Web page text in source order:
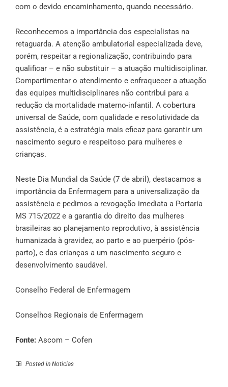
com o devido encaminhamento, quando necessário.
Reconhecemos a importância dos especialistas na
retaguarda. A atenção ambulatorial especializada deve,
porém, respeitar a regionalização, contribuindo para
qualificar – e não substituir – a atuação multidisciplinar.
Compartimentar o atendimento e enfraquecer a atuação
das equipes multidisciplinares não contribui para a
redução da mortalidade materno-infantil. A cobertura
universal de Saúde, com qualidade e resolutividade da
assistência, é a estratégia mais eficaz para garantir um
nascimento seguro e respeitoso para mulheres e
crianças.
Neste Dia Mundial da Saúde (7 de abril), destacamos a
importância da Enfermagem para a universalização da
assistência e pedimos a revogação imediata a Portaria
MS 715/2022 e a garantia do direito das mulheres
brasileiras ao planejamento reprodutivo, à assistência
humanizada à gravidez, ao parto e ao puerpério (pós-
parto), e das crianças a um nascimento seguro e
desenvolvimento saudável.
Conselho Federal de Enfermagem
Conselhos Regionais de Enfermagem
Fonte: Ascom – Cofen
Posted in Noticias